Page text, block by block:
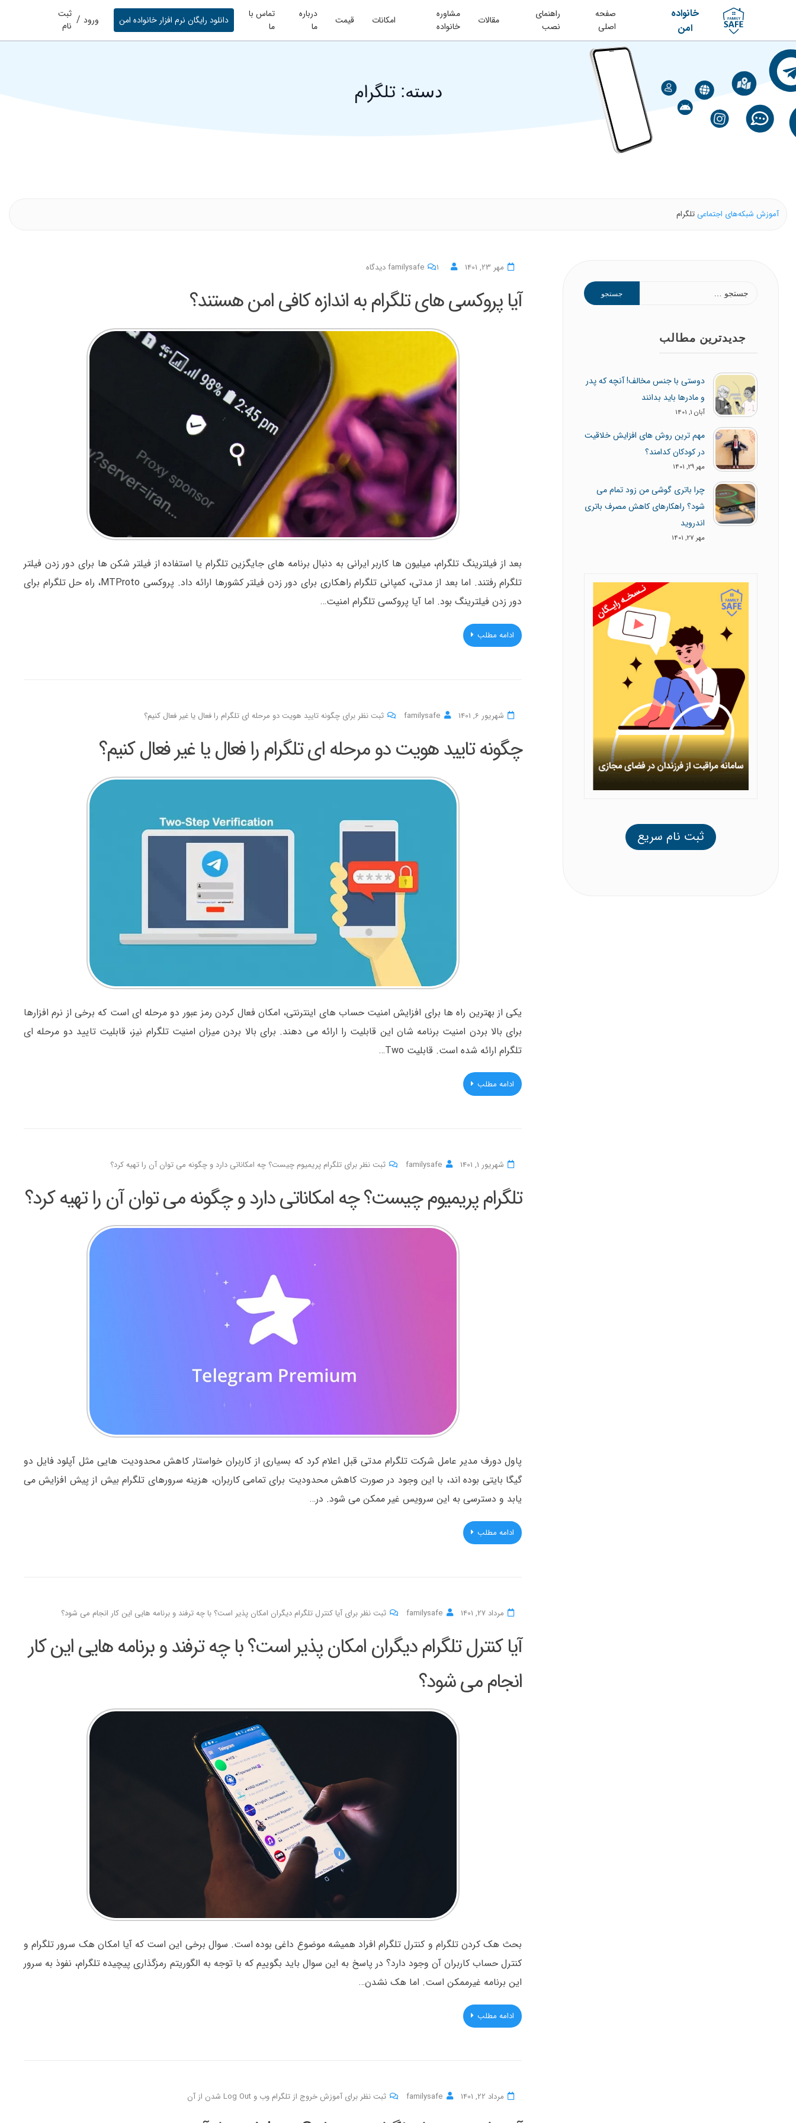
خانواده
امن
صفحه
اصلی
راهنمای
نصب
مقالات
مشاوره
خانواده
امکانات قیمت
درباره
ما
تماس با
ما
دانلود رایگان نرم افزار خانواده امن ورود / ثبت
نام
دسته:تلگرام
آموزش شبکه‌های اجتماعیتلگرام
مهر 23, 1401 familysafe ۱ دیدگاه
برای
پروکسی
های
تلگرام
هستند؟
آیا پروکسی های تلگرام به اندازه کافی امن هستند؟
بعد از فیلترینگ تلگرام، میلیون ها کاربر ایرانی به دنبال برنامه های جایگزین تلگرام یا استفاده از فیلتر شکن ها برای دور زدن فیلتر
تلگرام رفتند. اما بعد از مدتی، کمپانی تلگرام راهکاری برای دور زدن فیلتر کشورها ارائه داد. پروکسی MTProto، راه حل تلگرام برای
دور زدن فیلترینگ بود. اما آیا پروکسی تلگرام امنیت…
ادامه مطلب
شهریور 6, 1401 familysafe ثبت نظر برای چگونه تایید هویت دو مرحله ای تلگرام را فعال یا غیر فعال کنیم؟
چگونه تایید هویت دو مرحله ای تلگرام را فعال یا غیر فعال کنیم؟
یکی از بهترین راه ها برای افزایش امنیت حساب های اینترنتی، امکان فعال کردن رمز عبور دو مرحله ای است که برخی از نرم افزارها
برای بالا بردن امنیت برنامه شان این قابلیت را ارائه می دهند. برای بالا بردن میزان امنیت تلگرام نیز، قابلیت تایید دو مرحله ای
تلگرام ارائه شده است. قابلیت Two…
ادامه مطلب
شهریور 1, 1401 familysafe ثبت نظر برای تلگرام پریمیوم چیست؟ چه امکاناتی دارد و چگونه می توان آن را تهیه کرد؟
تلگرام پریمیوم چیست؟ چه امکاناتی دارد و چگونه می توان آن را تهیه کرد؟
پاول دورف مدیر عامل شرکت تلگرام مدتی قبل اعلام کرد که بسیاری از کاربران خواستار کاهش محدودیت هایی مثل آپلود فایل دو
گیگا بایتی بوده اند، با این وجود در صورت کاهش محدودیت برای تمامی کاربران، هزینه سرورهای تلگرام بیش از پیش افزایش می
یابد و دسترسی به این سرویس غیر ممکن می شود. در…
ادامه مطلب
مرداد 27, 1401 familysafe ثبت نظر برای آیا کنترل تلگرام دیگران امکان پذیر است؟ با چه ترفند و برنامه هایی این کار انجام می شود؟
آیا کنترل تلگرام دیگران امکان پذیر است؟ با چه ترفند و برنامه هایی این کار
انجام می شود؟
بحث هک کردن تلگرام و کنترل تلگرام افراد همیشه موضوع داغی بوده است. سوال برخی این است که آیا امکان هک سرور تلگرام و
کنترل حساب کاربران آن وجود دارد؟ در پاسخ به این سوال باید بگوییم که با توجه به الگوریتم رمزگذاری پیچیده تلگرام، نفوذ به سرور
این برنامه غیرممکن است. اما هک نشدن…
ادامه مطلب
مرداد 22, 1401 familysafe ثبت نظر برای آموزش خروج از تلگرام وب و Log Out شدن از آن
برای:
جدیدترین مطالب
دوستی با جنس مخالف! آنچه که پدر
و مادرها باید بدانند
آبان 1, 1401
مهم ترین روش های افزایش خلاقیت
در کودکان کدامند؟
مهر 29, 1401
چرا باتری گوشی من زود تمام می
شود؟ راهکارهای کاهش مصرف باتری
اندروید
مهر 27, 1401
ثبت نام سریع